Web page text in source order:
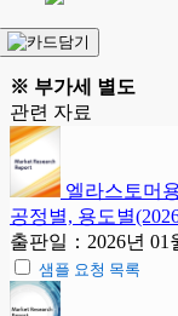
※ 부가세 별도
관련 자료
엘라스토머
공정별, 용도별
출판일：2026년 01
샘플 요청 목록